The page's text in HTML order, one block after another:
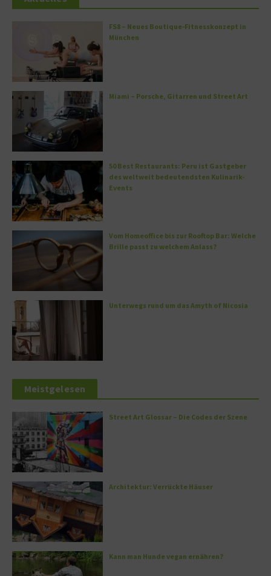
FS8 – Neues Boutique-Fitnesskonzept in
München
Miami – Porsche, Gitarren und Street Art
50 Best Restaurants: Peru ist Gastgeber
des weltweit bedeutendsten Kulinarik-
Events
Vom Homeoffice bis zur Rooftop Bar: Welche
Brille passt zu welchem Anlass?
Unterwegs rund um das Amyth of Nicosia
Meistgelesen
Street Art Glossar – Die Codes der Szene
Architektur: Verrückte Häuser
Kann man Hunde vegan ernähren?